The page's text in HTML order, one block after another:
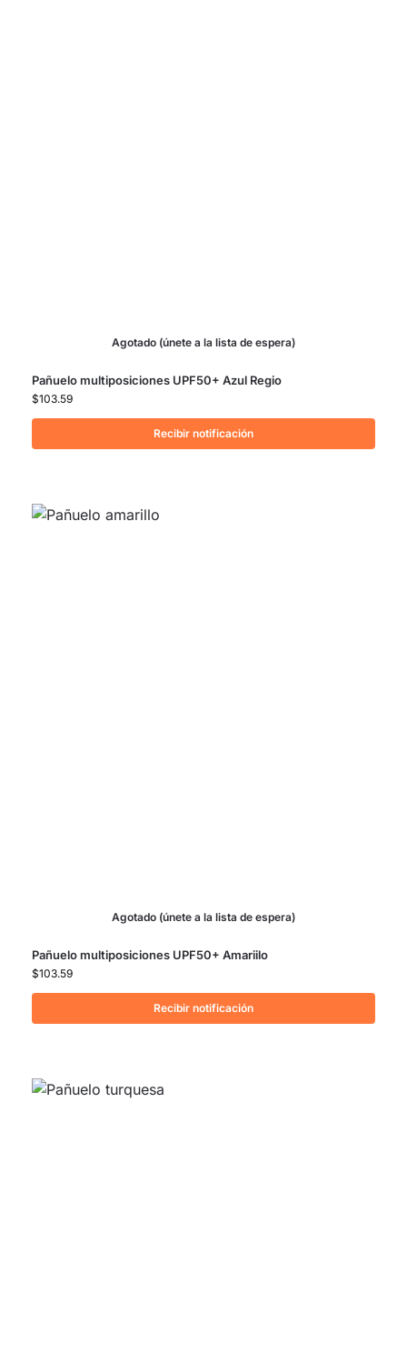
Agotado (únete a la lista de espera)
Pañuelo multiposiciones UPF50+ Azul Regio
$103.59
Recibir notificación
Agotado (únete a la lista de espera)
Pañuelo multiposiciones UPF50+ Amariilo
$103.59
Recibir notificación